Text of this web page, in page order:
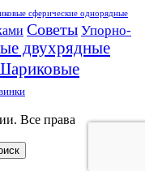
сферические однорядные
Советы Упорно-
двухрядные
Все права